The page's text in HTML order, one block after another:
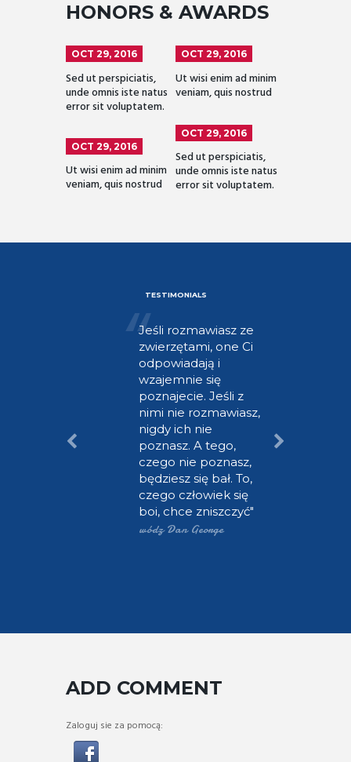
HONORS & AWARDS
OCT 29, 2016
Sed ut perspiciatis,
unde omnis iste natus
error sit voluptatem.
OCT 29, 2016
Ut wisi enim ad minim
veniam, quis nostrud
OCT 29, 2016
Ut wisi enim ad minim
veniam, quis nostrud
OCT 29, 2016
Sed ut perspiciatis,
unde omnis iste natus
error sit voluptatem.
TESTIMONIALS
Jeśli rozmawiasz ze
zwierzętami, one Ci
odpowiadają i
wzajemnie się
poznajecie. Jeśli z
nimi nie rozmawiasz,
nigdy ich nie
poznasz. A tego,
czego nie poznasz,
będziesz się bał. To,
czego człowiek się
boi, chce zniszczyć
wódz Dan George
ADD COMMENT
Zaloguj sie za pomocą: